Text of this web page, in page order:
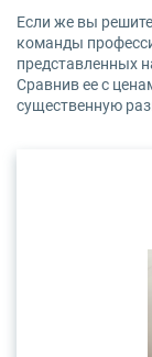
Если же вы
команды
представленных
Сравнив ее с
существенную